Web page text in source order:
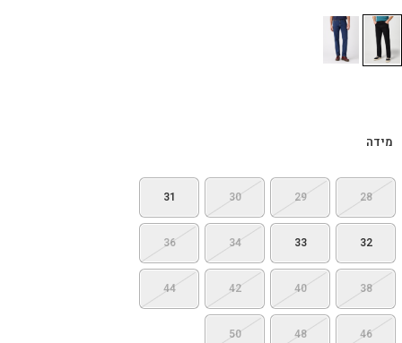
מידה
28
29
30
31
32
33
34
36
38
40
42
44
46
48
50